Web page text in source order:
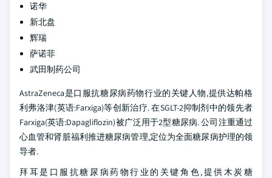
诺华
新北盘
辉瑞
萨诺菲
武田制药公司
AstraZeneca是口服抗糖尿病药物行业的关键人物,提供达帕格
利弗洛津(英语:Farxiga)等创新治疗. 在SGLT-2抑制剂中的领先者
Farxiga(英语:Dapagliflozin)被广泛用于2型糖尿病. 公司注重通过
心血管和肾脏福利推进糖尿病管理,定位为全面糖尿病护理的领
导者.
拜耳是口服抗糖尿病药物行业的关键角色,提供木炭糖